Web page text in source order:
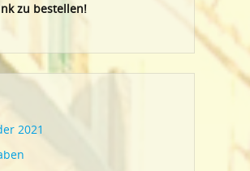
zu bestellen!
2021